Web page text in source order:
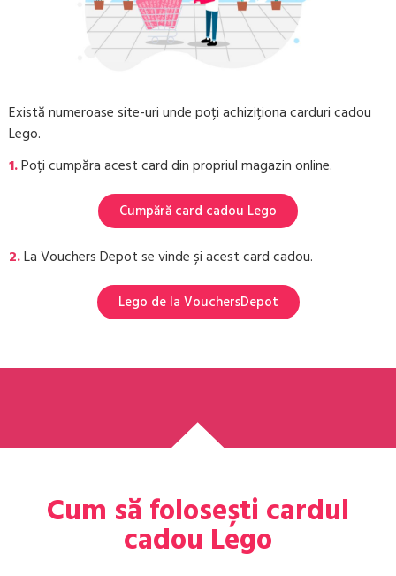
Există numeroase site-uri unde poți achiziționa carduri cadou
Lego.
1.Poți cumpăra acest card din propriul magazin online.
Cumpără card cadou Lego
2.La Vouchers Depot se vinde și acest card cadou.
Lego de la VouchersDepot
Cum să folosești cardul
cadou Lego